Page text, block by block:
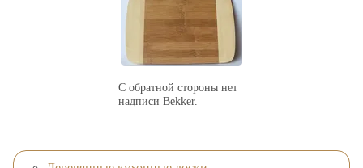
С обратной стороны нет
надписи Bekker.